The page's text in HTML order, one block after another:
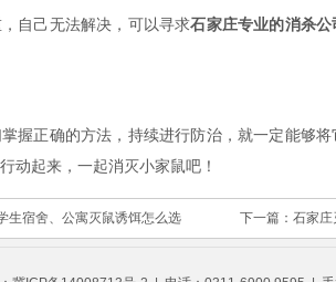
自己无法解决，可以寻求石家庄专业的消杀公
握正确的方法，持续进行防治，就一定能够
动起来，一起消灭小家鼠吧！
生宿舍、公寓灭鼠诱饵怎么选 下一篇：石家